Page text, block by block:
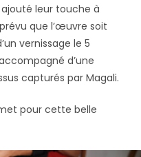
leur touche à
que l’œuvre soit
vernissage le 5
d’une
capturés par Magali.
pour cette belle